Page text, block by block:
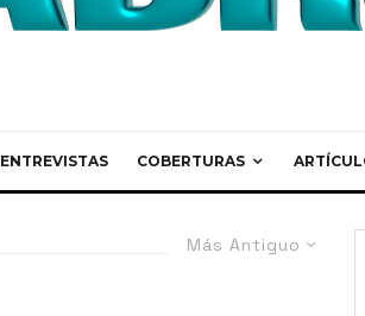
ENTREVISTAS COBERTURAS
Más Antiguo